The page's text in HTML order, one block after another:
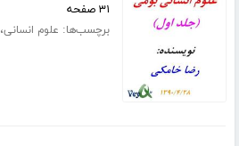
۳۱ صفحه
برچسب‌ها: علوم انسانی،